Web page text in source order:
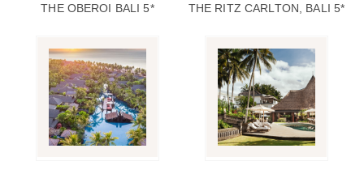
THE OBEROI BALI 5* THE RITZ CARLTON, BALI 5*